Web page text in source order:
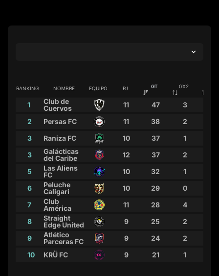
RANKING NOMBRE EQUIPO PJ GT GX2
1
Club de
Cuervos
11 47 3
2
Persas FC 11 38 2
3
Raniza FC 10 37 1
3
Galácticas
del Caribe
12 37 2
5
Las Aliens
FC
10 32 1
6
Peluche
Caligari
10 29 0
7
Club
América
11 28 4
8
Straight
Edge United
9 25 2
9
Atlético
Parceras FC
9 24 2
10
KRÜ FC 9 21 1